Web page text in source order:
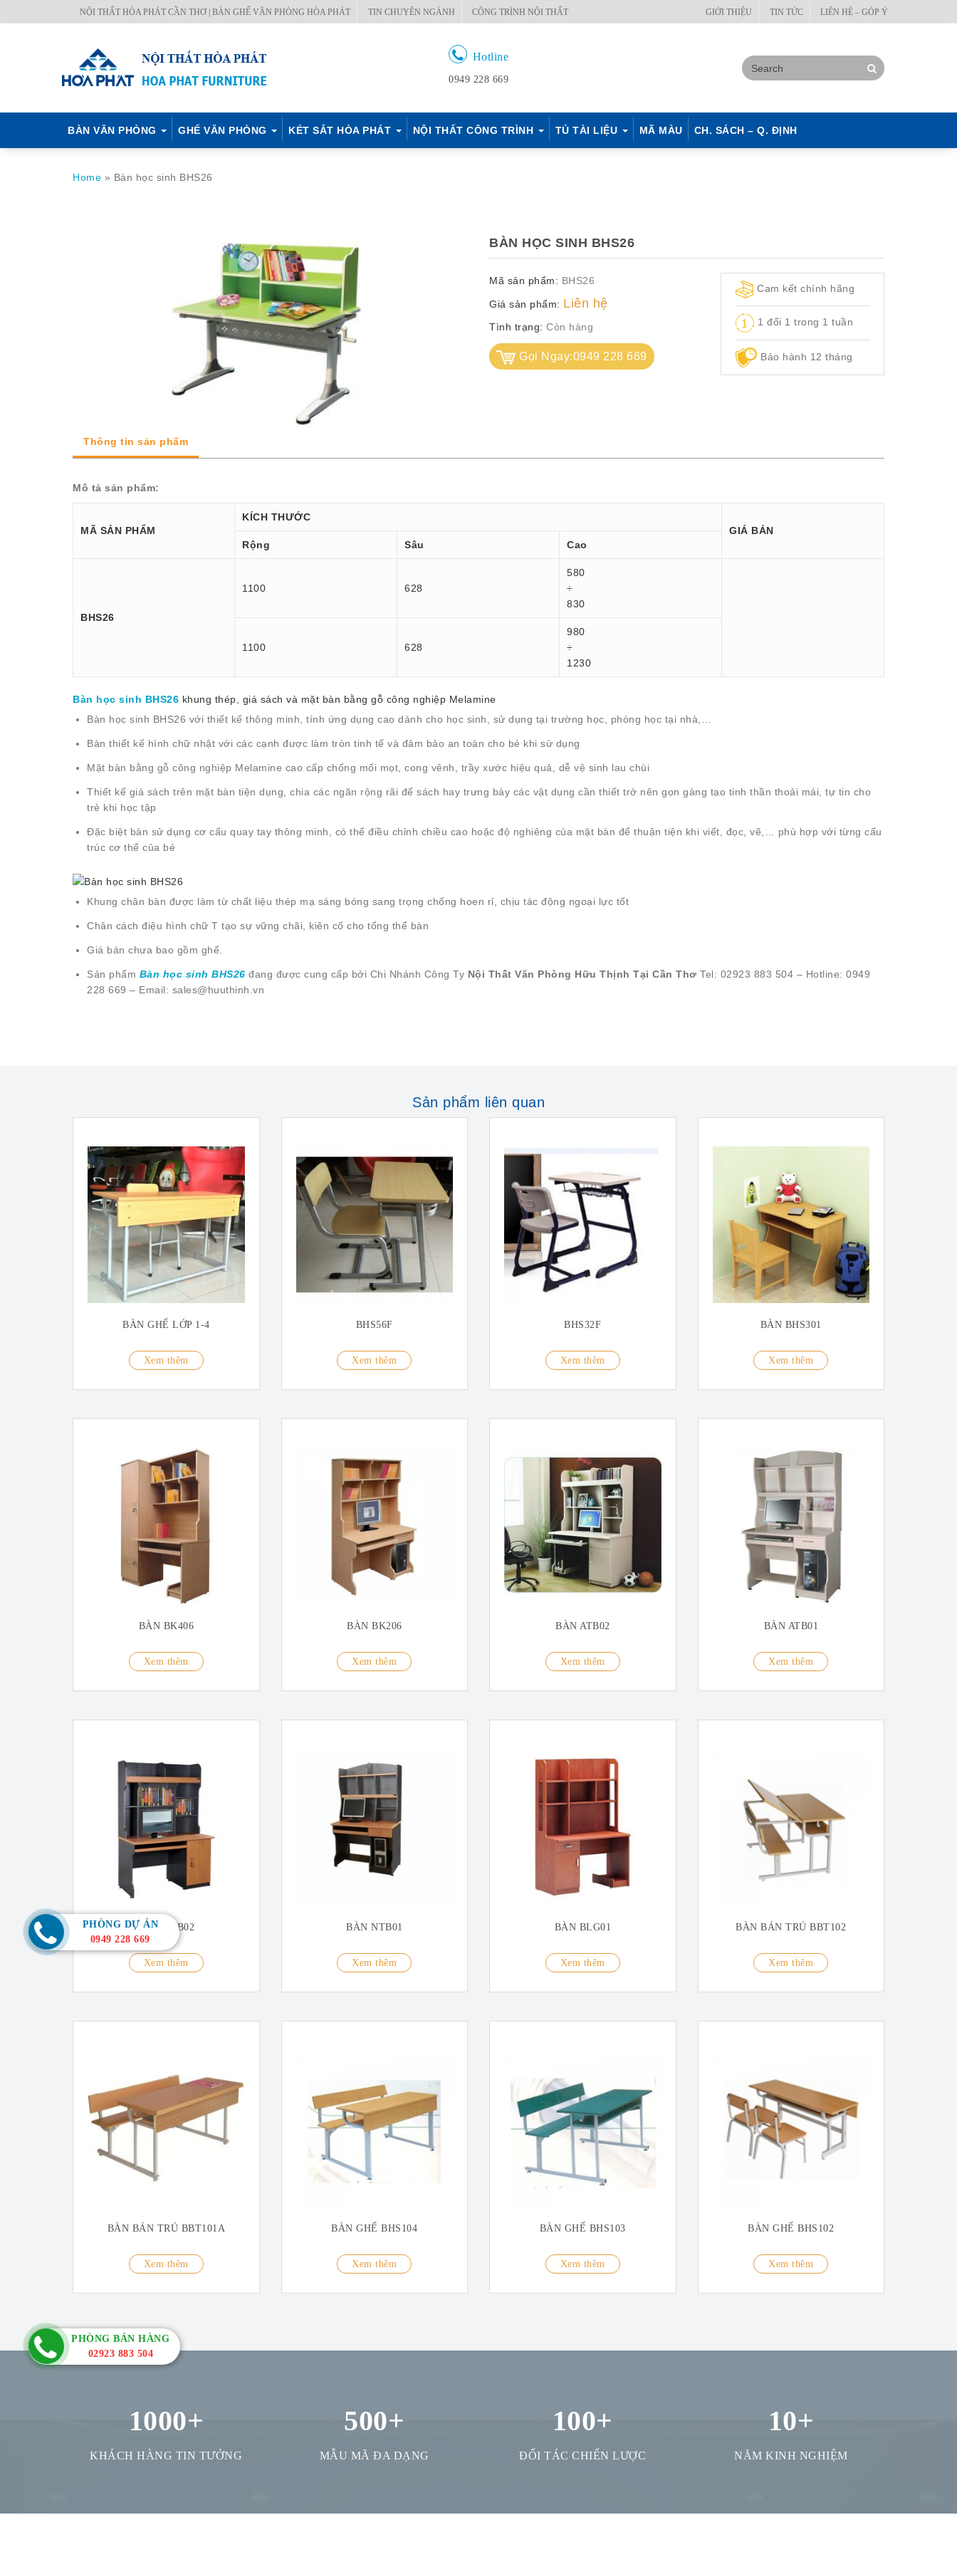
NỘI THẤT HÒA PHÁT CẦN THƠ | BÀN GHẾ VĂN PHÒNG HÒA PHÁT TIN CHUYÊN NGÀNH CÔNG TRÌNH NỘI THẤT GIỚI THIỆU TIN TỨC LIÊN HỆ – GÓP Ý
Hotline
0949 228 669
BÀN VĂN PHÒNG GHẾ VĂN PHÒNG KÉT SẮT HÒA PHÁT NỘI THẤT CÔNG TRÌNH TỦ TÀI LIỆU MÃ MÀU CH. SÁCH – Q. ĐỊNH
Home » Bàn học sinh BHS26
BÀN HỌC SINH BHS26
Mã sản phẩm: BHS26
Giá sản phẩm: Liên hệ
Tình trạng: Còn hàng
Gọi Ngay:0949 228 669
Cam kết chính hãng
1 đổi 1 trong 1 tuần
Bảo hành 12 tháng
Thông tin sản phẩm
Mô tả sản phẩm:
MÃ SẢN PHẨM
KÍCH THƯỚC
GIÁ BÁN
Rộng
Sâu Cao
BHS26
1100 628
580
÷
830
1100 628
980
÷
1230
Bàn học sinh BHS26 khung thép, giá sách và mặt bàn bằng gỗ công nghiệp Melamine
Bàn học sinh BHS26 với thiết kế thông minh, tính ứng dụng cao dành cho học sinh, sử dụng tại trường học, phòng học tại nhà,…
Bàn thiết kế hình chữ nhật với các cạnh được làm tròn tinh tế và đảm bảo an toàn cho bé khi sử dụng
Mặt bàn bằng gỗ công nghiệp Melamine cao cấp chống mối mọt, cong vênh, trầy xước hiệu quả, dễ vệ sinh lau chùi
Thiết kế giá sách trên mặt bàn tiện dụng, chia các ngăn rộng rãi để sách hay trưng bày các vật dụng cần thiết trở nên gọn gàng tạo tinh thần thoải mái, tự tin cho
trẻ khi học tập
Đặc biệt bàn sử dụng cơ cấu quay tay thông minh, có thể điều chỉnh chiều cao hoặc độ nghiêng của mặt bàn để thuận tiện khi viết, đọc, vẽ,… phù hợp với từng cấu
trúc cơ thể của bé
Khung chân bàn được làm từ chất liệu thép mạ sáng bóng sang trọng chống hoen rỉ, chịu tác động ngoại lực tốt
Chân cách điệu hình chữ T tạo sự vững chãi, kiên cố cho tổng thể bàn
Giá bán chưa bao gồm ghế.
Sản phẩm Bàn học sinh BHS26 đang được cung cấp bởi Chi Nhánh Công Ty Nội Thất Văn Phòng Hữu Thịnh Tại Cần Thơ Tel: 02923 883 504 – Hotline: 0949
228 669 – Email: sales@huuthinh.vn
Sản phẩm liên quan
BÀN GHẾ LỚP 1-4
Xem thêm
BHS56F
Xem thêm
BHS32F
Xem thêm
BÀN BHS301
Xem thêm
BÀN BK406
Xem thêm
BÀN BK206
Xem thêm
BÀN ATB02
Xem thêm
BÀN ATB01
Xem thêm
BÀN NTB02
Xem thêm
BÀN NTB01
Xem thêm
BÀN BLG01
Xem thêm
BÀN BÁN TRÚ BBT102
Xem thêm
BÀN BÁN TRÚ BBT101A
Xem thêm
BÀN GHẾ BHS104
Xem thêm
BÀN GHẾ BHS103
Xem thêm
BÀN GHẾ BHS102
Xem thêm
1000+
KHÁCH HÀNG TIN TƯỞNG
500+
MẪU MÃ ĐA DẠNG
100+
ĐỐI TÁC CHIẾN LƯỢC
10+
NĂM KINH NGHIỆM
PHÒNG DỰ ÁN
0949 228 669
PHÒNG BÁN HÀNG
02923 883 504